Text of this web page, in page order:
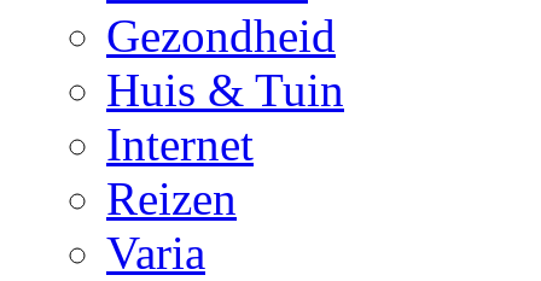
Gezondheid
Huis & Tuin
Internet
Reizen
Varia